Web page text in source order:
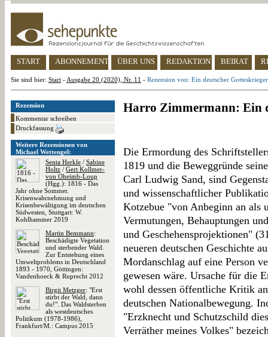
START ABONNEMENT ÜBER UNS REDAKTION BEIRAT
Sie sind hier: Start - Ausgabe 20 (2020), Nr. 11 - Rezension von: Ein deutscher
Rezension
Kommentar schreiben
Druckfassung
Weitere Rezensionen von
Michael Wettengel:
Senta Herkle / Sabine
Holtz / Gert Kollmer-
von Oheimb-Loup
(Hgg.): 1816 - Das
Jahr ohne Sommer.
Krisenwahrnehmung und
Krisenbewältigung im deutschen
Südwesten, Stuttgart: W.
Kohlhammer 2019
Martin Bemmann:
Beschädigte Vegetation
und sterbender Wald.
Zur Entstehung eines
Umweltproblems in Deutschland
1893 - 1970, Göttingen:
Vandenhoeck & Ruprecht 2012
Birgit Metzger: "Erst
stirbt der Wald, dann
du!". Das Waldsterben
als westdeutsches
Politikum (1978-1986),
Frankfurt/M.: Campus 2015
Harro Zimmermann: Ein
Die Ermordung des
1819 und die Beweggründe
Carl Ludwig Sand, sind
und wissenschaftlicher
Kotzebue "von Anbeginn an als
Vermutungen, Behauptungen
und Geschehensprojektionen"
neueren deutschen Geschichte
Mordanschlag auf eine Person
gewesen wäre. Ursache für die
wohl dessen öffentliche Kritik
deutschen Nationalbewegung.
"Erzknecht und Schutzschild
Verräther meines Volkes"